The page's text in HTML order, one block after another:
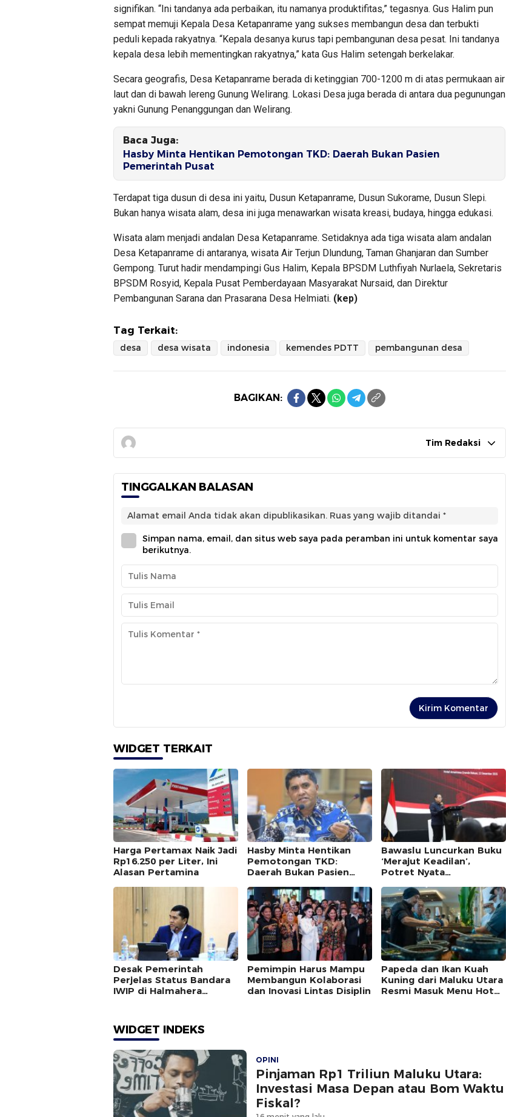
signifikan. “Ini tandanya ada perbaikan, itu namanya produktifitas,” tegasnya. Gus Halim pun
sempat memuji Kepala Desa Ketapanrame yang sukses membangun desa dan terbukti
peduli kepada rakyatnya. “Kepala desanya kurus tapi pembangunan desa pesat. Ini tandanya
kepala desa lebih mementingkan rakyatnya,” kata Gus Halim setengah berkelakar.
Secara geografis, Desa Ketapanrame berada di ketinggian 700-1200 m di atas permukaan air
laut dan di bawah lereng Gunung Welirang. Lokasi Desa juga berada di antara dua pegunungan
yakni Gunung Penanggungan dan Welirang.
Baca Juga:
Hasby Minta Hentikan Pemotongan TKD: Daerah Bukan Pasien
Pemerintah Pusat
Terdapat tiga dusun di desa ini yaitu, Dusun Ketapanrame, Dusun Sukorame, Dusun Slepi.
Bukan hanya wisata alam, desa ini juga menawarkan wisata kreasi, budaya, hingga edukasi.
Wisata alam menjadi andalan Desa Ketapanrame. Setidaknya ada tiga wisata alam andalan
Desa Ketapanrame di antaranya, wisata Air Terjun Dlundung, Taman Ghanjaran dan Sumber
Gempong. Turut hadir mendampingi Gus Halim, Kepala BPSDM Luthfiyah Nurlaela, Sekretaris
BPSDM Rosyid, Kepala Pusat Pemberdayaan Masyarakat Nursaid, dan Direktur
Pembangunan Sarana dan Prasarana Desa Helmiati. (kep)
Tag Terkait:
desa desa wisata indonesia kemendes PDTT pembangunan desa
BAGIKAN:
Tim Redaksi
TINGGALKAN BALASAN
Alamat email Anda tidak akan dipublikasikan. Ruas yang wajib ditandai *
Simpan nama, email, dan situs web saya pada peramban ini untuk komentar saya
berikutnya.
WIDGET TERKAIT
Harga Pertamax Naik Jadi
Rp16.250 per Liter, Ini
Alasan Pertamina
Hasby Minta Hentikan
Pemotongan TKD:
Daerah Bukan Pasien
Bawaslu Luncurkan Buku
‘Merajut Keadilan’,
Potret Nyata
Pilkada
Desak Pemerintah
Perjelas Status Bandara
IWIP di Halmahera
Pemimpin Harus Mampu
Membangun Kolaborasi
dan Inovasi Lintas Disiplin
Papeda dan Ikan Kuah
Kuning dari Maluku Utara
Resmi Masuk Menu Hotel
WIDGET INDEKS
OPINI
Pinjaman Rp1 Triliun Maluku Utara:
Investasi Masa Depan atau Bom Waktu
Fiskal?